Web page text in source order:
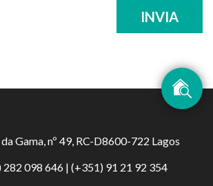
INVIA
Gama, nº 49, RC-D8600-722 Lagos
282 098 646 | (+351) 91 21 92 354